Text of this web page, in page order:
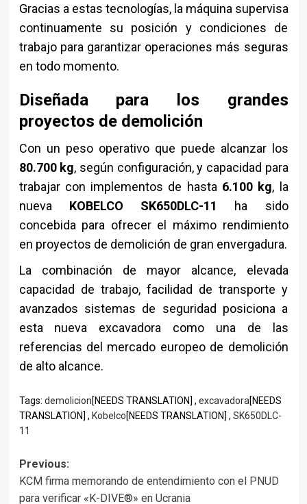
Gracias a estas tecnologías, la máquina supervisa
continuamente su posición y condiciones de
trabajo para garantizar operaciones más seguras
en todo momento.
Diseñada para los grandes
proyectos de demolición
Con un peso operativo que puede alcanzar los
80.700 kg, según configuración, y capacidad para
trabajar con implementos de hasta 6.100 kg, la
nueva KOBELCO SK650DLC-11
ha sido
concebida para ofrecer el máximo rendimiento
en proyectos de demolición de gran envergadura.
La combinación de mayor alcance, elevada
capacidad de trabajo, facilidad de transporte y
avanzados sistemas de seguridad posiciona a
esta nueva excavadora como una de las
referencias del mercado europeo de demolición
de alto alcance.
Tags: demolicion[NEEDS TRANSLATION] , excavadora[NEEDS
TRANSLATION] , Kobelco[NEEDS TRANSLATION] , SK650DLC-
11
Post
navigation
Previous:
KCM firma memorando de entendimiento con el PNUD
para verificar «K-DIVE®» en Ucrania